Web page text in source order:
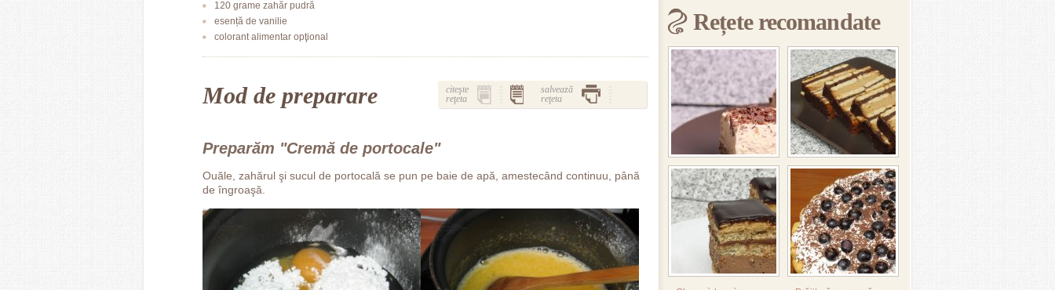
120 grame zahăr pudră
esență de vanilie
colorant alimentar opţional
Mod de preparare
citeşte
reţeta
salvează
reţeta
Preparăm "Cremă de portocale"
Ouăle, zahărul şi sucul de portocală se pun pe baie de apă, amestecând continuu, până
de îngroaşă.
Rețete recomandate